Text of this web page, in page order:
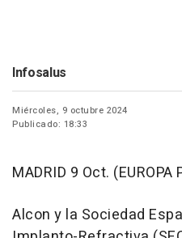
Infosalus
Miércoles, 9 octubre 2024
Publicado: 18:33
MADRID 9 Oct. (EUROPA
Alcon y la Sociedad